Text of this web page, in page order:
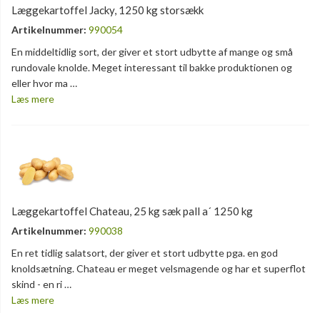
Læggekartoffel Jacky, 1250 kg storsækk
Artikelnummer: 990054
En middeltidlig sort, der giver et stort udbytte af mange og små
rundovale knolde. Meget interessant til bakke produktionen og
eller hvor ma …
Læs mere
Læggekartoffel Chateau, 25 kg sæk pall a´ 1250 kg
Artikelnummer: 990038
En ret tidlig salatsort, der giver et stort udbytte pga. en god
knoldsætning. Chateau er meget velsmagende og har et superflot
skind - en ri …
Læs mere